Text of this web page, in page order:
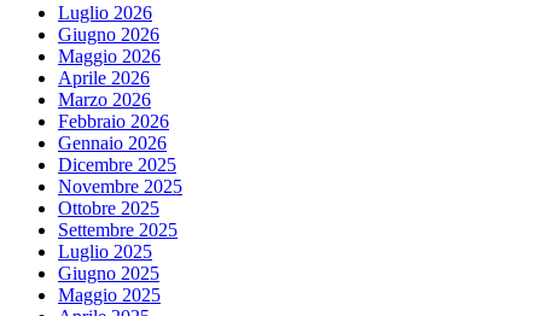
Luglio 2026
Giugno 2026
Maggio 2026
Aprile 2026
Marzo 2026
Febbraio 2026
Gennaio 2026
Dicembre 2025
Novembre 2025
Ottobre 2025
Settembre 2025
Luglio 2025
Giugno 2025
Maggio 2025